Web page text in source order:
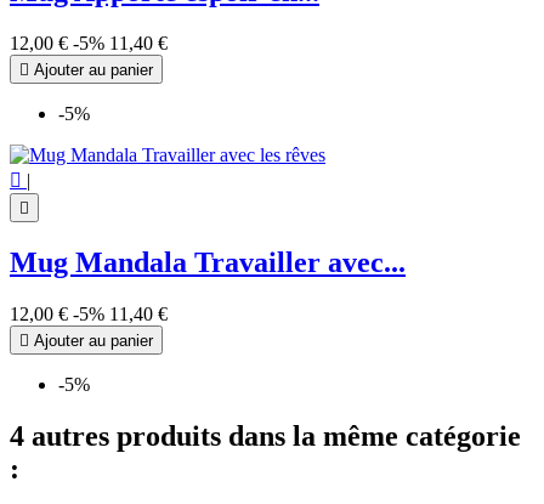
12,00 € -5% 11,40 €
 Ajouter au panier
-5%
 |

Mug Mandala Travailler avec...
12,00 € -5% 11,40 €
 Ajouter au panier
-5%
4 autres produits dans la même catégorie
: